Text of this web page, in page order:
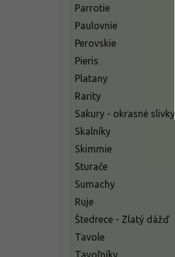
Parrotie
Paulovnie
Perovskie
Pieris
Platany
Rarity
Sakury - okrasné slivky
Skalníky
Skimmie
Sturače
Sumachy
Ruje
Štedrece - Zlatý dážď
Tavole
Tavoľníky